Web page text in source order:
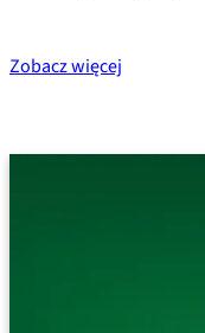
Zobacz więcej